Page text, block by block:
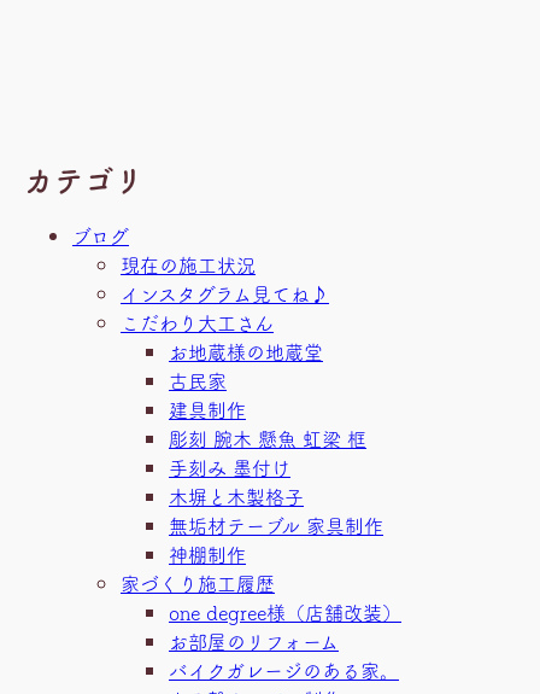
カテゴリ
ブログ
現在の施工状況
インスタグラム見てね♪
こだわり大工さん
お地蔵様の地蔵堂
古民家
建具制作
彫刻 腕木 懸魚 虹梁 框
手刻み 墨付け
木塀と木製格子
無垢材テーブル 家具制作
神棚制作
家づくり施工履歴
one degree様（店舗改装）
お部屋のリフォーム
バイクガレージのある家。